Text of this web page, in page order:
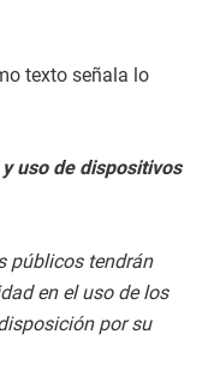
texto señala lo
uso de dispositivos
públicos tendrán
en el uso de los
por su